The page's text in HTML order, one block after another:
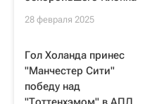
28 февраля 2025
Гол Холанда принес
"Манчестер Сити"
победу над